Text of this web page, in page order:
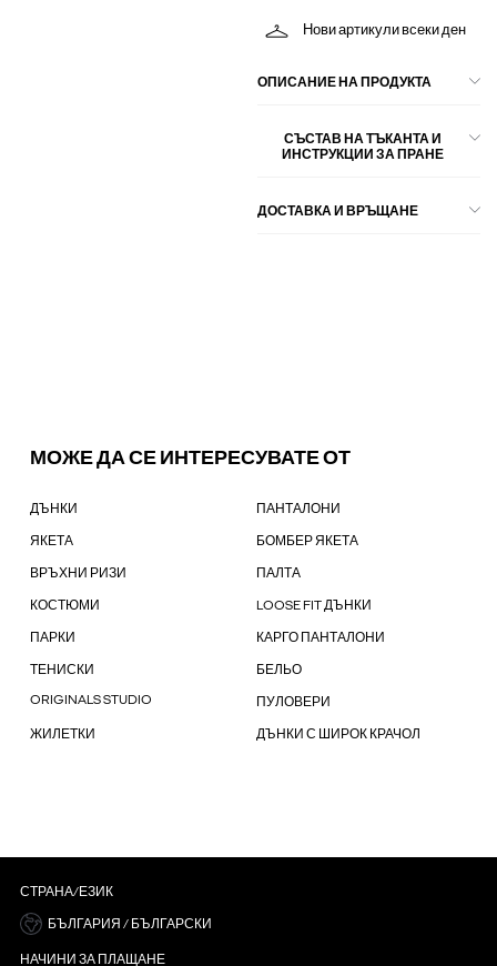
Нови артикули всеки ден
ОПИСАНИЕ НА ПРОДУКТА
СЪСТАВ НА ТЪКАНТА И
ИНСТРУКЦИИ ЗА ПРАНЕ
ДОСТАВКА И ВРЪЩАНЕ
МОЖЕ ДА СЕ ИНТЕРЕСУВАТЕ ОТ
ДЪНКИ ПАНТАЛОНИ
ЯКЕТА БОМБЕР ЯКЕТА
ВРЪХНИ РИЗИ ПАЛТА
КОСТЮМИ LOOSE FIT ДЪНКИ
ПАРКИ КАРГО ПАНТАЛОНИ
ТЕНИСКИ БЕЛЬО
ORIGINALS STUDIO ПУЛОВЕРИ
ЖИЛЕТКИ ДЪНКИ С ШИРОК КРАЧОЛ
СТРАНА/ЕЗИК
БЪЛГАРИЯ / БЪЛГАРСКИ
НАЧИНИ ЗА ПЛАЩАНЕ